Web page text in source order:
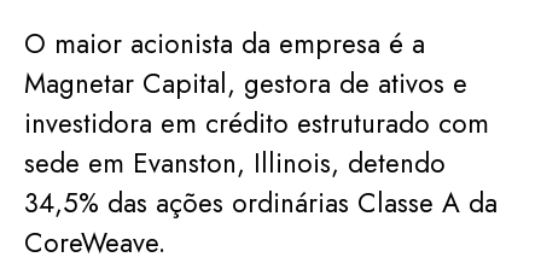
O maior acionista da empresa é a
Magnetar Capital, gestora de ativos e
investidora em crédito estruturado com
sede em Evanston, Illinois, detendo
34,5% das ações ordinárias Classe A da
CoreWeave.